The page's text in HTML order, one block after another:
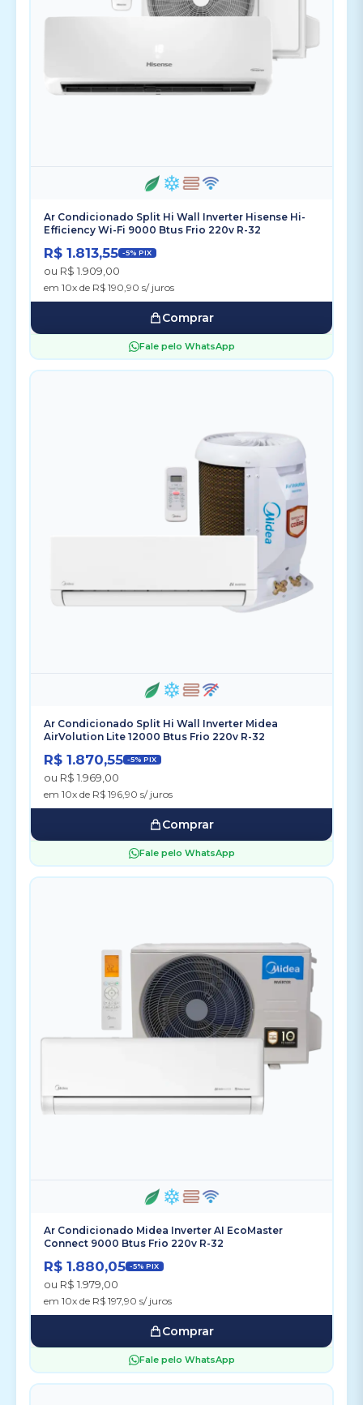
Ar Condicionado Split Hi Wall Inverter Hisense Hi-
Efficiency Wi-Fi 9000 Btus Frio 220v R-32
R$ 1.813,55 -5% PIX
ou R$ 1.909,00
em 10x de R$ 190,90 s/ juros
Comprar
Fale pelo WhatsApp
Ar Condicionado Split Hi Wall Inverter Midea
AirVolution Lite 12000 Btus Frio 220v R-32
R$ 1.870,55 -5% PIX
ou R$ 1.969,00
em 10x de R$ 196,90 s/ juros
Comprar
Fale pelo WhatsApp
Ar Condicionado Midea Inverter AI EcoMaster
Connect 9000 Btus Frio 220v R-32
R$ 1.880,05 -5% PIX
ou R$ 1.979,00
em 10x de R$ 197,90 s/ juros
Comprar
Fale pelo WhatsApp